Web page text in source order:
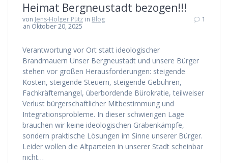
Heimat Bergneustadt bezogen!!!
von Jens-Holger Pütz in Blog
an Oktober 20, 2025
1
Verantwortung vor Ort statt ideologischer
Brandmauern Unser Bergneustadt und unsere Bürger
stehen vor großen Herausforderungen: steigende
Kosten, steigende Steuern, steigende Gebühren,
Fachkräftemangel, überbordende Bürokratie, teilweiser
Verlust bürgerschaftlicher Mitbestimmung und
Integrationsprobleme. In dieser schwierigen Lage
brauchen wir keine ideologischen Grabenkämpfe,
sondern praktische Lösungen im Sinne unserer Bürger.
Leider wollen die Altparteien in unserer Stadt scheinbar
nicht…